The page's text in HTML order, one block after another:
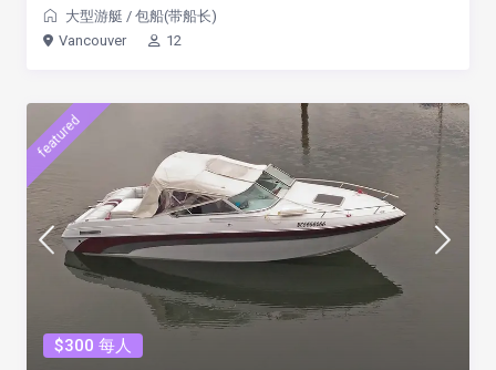
大型游艇 / 包船(带船长)
Vancouver
12
$300 每人
featured